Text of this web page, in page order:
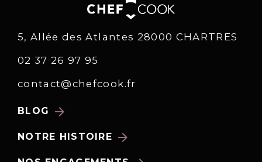
5, Allée des Atlantes 28000 CHARTRES
02 37 26 97 95
contact@chefcook.fr
BLOG arrow_forward
NOTRE HISTOIRE arrow_forward